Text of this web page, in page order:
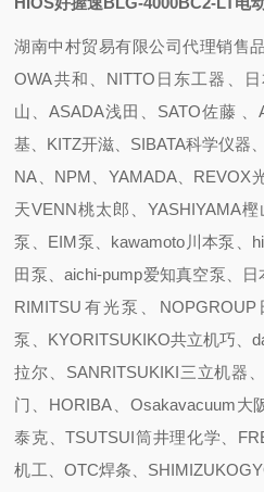
湖南中村贸易有限公司代理销售
OWA共和、NITTO日东工器、
山、ASADA浅田、SATO佐藤
基、KITZ开滋、SIBATA科学仪器
NA、NPM、YAMADA、REVOX
天VENN桃太郎、YASHIYAMA
泵、EIM泵、kawamoto川本泵、
田泵、aichi-pump爱知真空泵、
RIMITSU有光泵、
泵、KYORITSUKIKO共立机巧、
拉尔、SANRITSUKIKI三立机器
门、HORIBA、Osakavacuum大
泰克、TSUTSUI筒井理化学、
机工、OTC焊条、